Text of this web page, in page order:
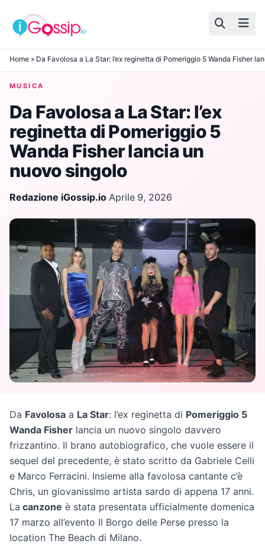
Skip to content
Home » Da Favolosa a La Star: l’ex reginetta di Pomeriggio 5 Wanda Fisher
MUSICA
Da Favolosa a La Star: l’ex
reginetta di Pomeriggio 5
Wanda Fisher lancia un
nuovo singolo
Redazione iGossip.io·Aprile 9, 2026
Da Favolosa a La Star: l’ex reginetta di Pomeriggio 5
Wanda Fisher lancia un nuovo singolo davvero
frizzantino. Il brano autobiografico, che vuole essere il
sequel del precedente, è stato scritto da Gabriele Celli
e Marco Ferracini. Insieme alla favolosa cantante c’è
Chris, un giovanissimo artista sardo di appena 17 anni.
La canzone è stata presentata ufficialmente domenica
17 marzo all’evento Il Borgo delle Perse presso la
location The Beach di Milano.